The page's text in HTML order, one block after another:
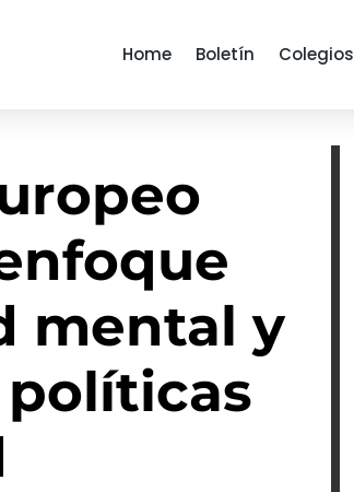
Home Boletín Colegios
mental y